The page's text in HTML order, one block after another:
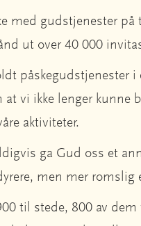
med gudstjenester på
ut over 40 000
vi ikke lenger kunne
aktiviteter.
ga Gud oss et
men mer
til stede, 800 av